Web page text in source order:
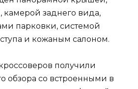
камерой заднего вида,
парковки, системой
и кожаным салоном.
получили
обзора со встроенными в